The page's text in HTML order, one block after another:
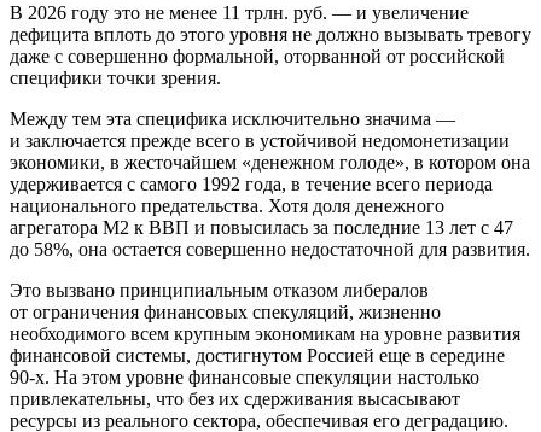
В 2026 году это не менее 11 трлн. руб. — и увеличение
дефицита вплоть до этого уровня не должно вызывать тревогу
даже с совершенно формальной, оторванной от российской
специфики точки зрения.
Между тем эта специфика исключительно значима —
и заключается прежде всего в устойчивой недомонетизации
экономики, в жесточайшем «денежном голоде», в котором она
удерживается с самого 1992 года, в течение всего периода
национального предательства. Хотя доля денежного
агрегатора М2 к ВВП и повысилась за последние 13 лет с 47
до 58%, она остается совершенно недостаточной для развития.
Это вызвано принципиальным отказом либералов
от ограничения финансовых спекуляций, жизненно
необходимого всем крупным экономикам на уровне развития
финансовой системы, достигнутом Россией еще в середине
90-х. На этом уровне финансовые спекуляции настолько
привлекательны, что без их сдерживания высасывают
ресурсы из реального сектора, обеспечивая его деградацию.